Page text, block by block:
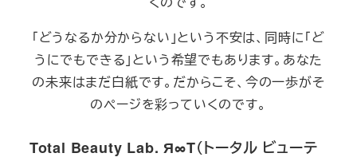
「どうなるか分からない」という不安は、同時に「ど
うにでもできる」という希望でもあります。あなた
の未来はまだ白紙です。だからこそ、今の一歩がそ
のページを彩っていくのです。
Total Beauty Lab. Я∞T（トータル ビューテ